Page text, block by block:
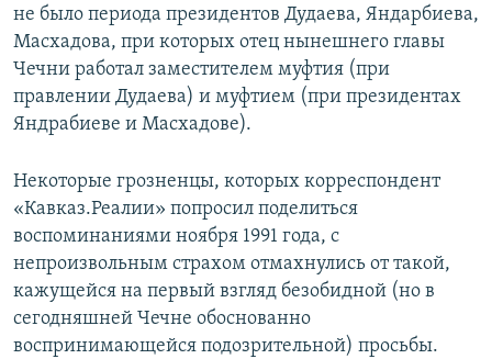
не было периода президентов Дудаева, Яндарбиева,
Масхадова, при которых отец нынешнего главы
Чечни работал заместителем муфтия (при
правлении Дудаева) и муфтием (при президентах
Яндрабиеве и Масхадове).
Некоторые грозненцы, которых корреспондент
«Кавказ.Реалии» попросил поделиться
воспоминаниями ноября 1991 года, с
непроизвольным страхом отмахнулись от такой,
кажущейся на первый взгляд безобидной (но в
сегодняшней Чечне обоснованно
воспринимающейся подозрительной) просьбы.